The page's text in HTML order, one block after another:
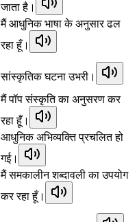
जाता है।
मैं आधुनिक भाषा के अनुसार ढल
रहा हूँ।
सांस्कृतिक घटना उभरी।
मैं पॉप संस्कृति का अनुसरण कर
रहा हूँ।
आधुनिक अभिव्यक्ति प्रचलित हो
गई।
मैं समकालीन शब्दावली का उपयोग
कर रहा हूँ।